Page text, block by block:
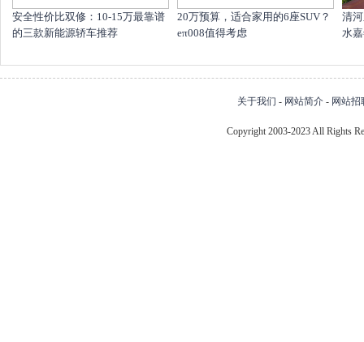
安全性价比双修：10-15万最靠谱
的三款新能源轿车推荐
20万预算，适合家用的6座SUV？
eπ008值得考虑
清
水
关于我们 - 网站简介 - 网站招
Copyright 2003-2023 All Rights